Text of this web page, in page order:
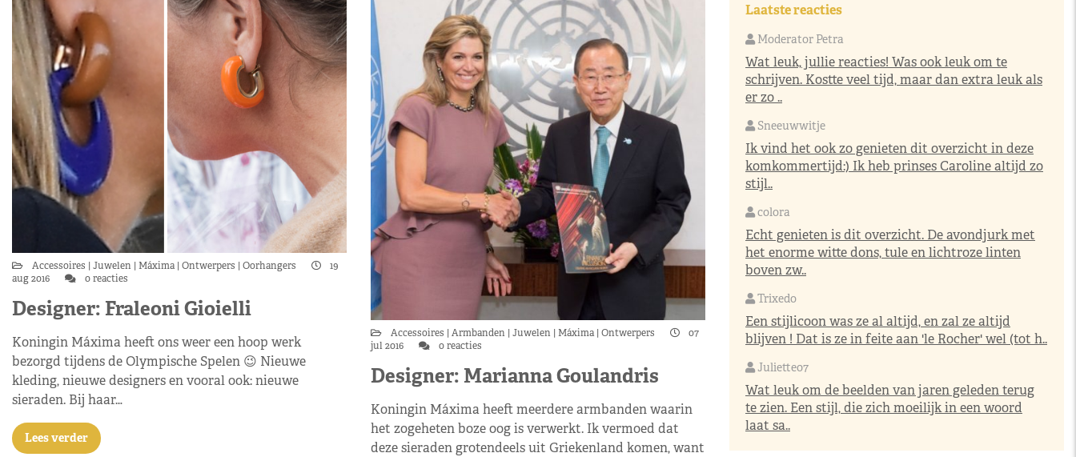
Accessoires Juwelen Máxima Ontwerpers Oorhangers
19
aug 2016
0 reacties
Designer: Fraleoni Gioielli
Koningin Máxima heeft ons weer een hoop werk
bezorgd tijdens de Olympische Spelen 😉 Nieuwe
kleding, nieuwe designers en vooral ook: nieuwe
sieraden. Bij haar…
Lees verder
Accessoires Armbanden Juwelen Máxima Ontwerpers
07
jul 2016
0 reacties
Designer: Marianna Goulandris
Koningin Máxima heeft meerdere armbanden waarin
het zogeheten boze oog is verwerkt. Ik vermoed dat
deze sieraden grotendeels uit Griekenland komen, want
Laatste reacties
Moderator Petra
Wat leuk, jullie reacties! Was ook leuk om te
schrijven. Kostte veel tijd, maar dan extra leuk als
er zo ..
Sneeuwwitje
Ik vind het ook zo genieten dit overzicht in deze
komkommertijd:) Ik heb prinses Caroline altijd zo
stijl..
colora
Echt genieten is dit overzicht. De avondjurk met
het enorme witte dons, tule en lichtroze linten
boven zw..
Trixedo
Een stijlicoon was ze al altijd, en zal ze altijd
blijven ! Dat is ze in feite aan 'le Rocher' wel (tot h..
Juliette07
Wat leuk om de beelden van jaren geleden terug
te zien. Een stijl, die zich moeilijk in een woord
laat sa..